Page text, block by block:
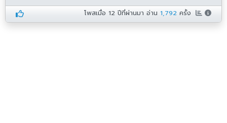
โพสเมื่อ12 ปีที่ผ่านมา อ่าน1,792 ครั้ง